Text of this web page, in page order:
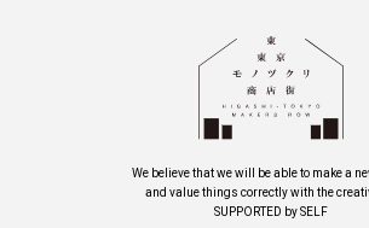
We believe that we will be able to make a
and value things correctly with the
SUPPORTED by SELF